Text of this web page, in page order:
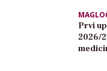
Prvi
2026/